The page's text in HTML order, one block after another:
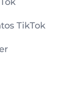
TikTok